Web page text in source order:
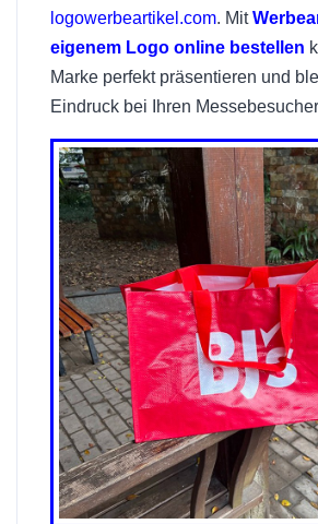
logowerbeartikel.com. Mit
eigenem Logo online bestellen
Marke perfekt präsentieren und
Eindruck bei Ihren